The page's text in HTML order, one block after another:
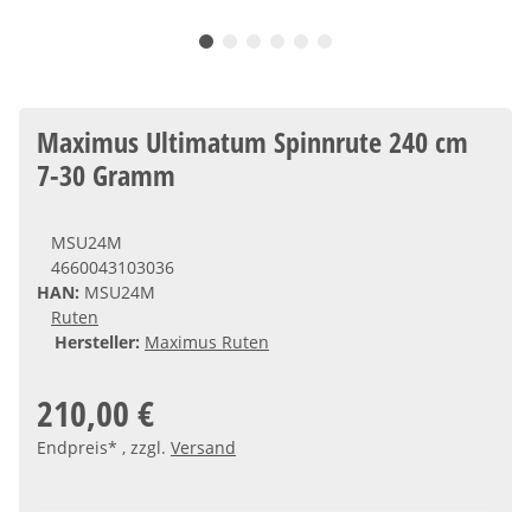
Maximus Ultimatum Spinnrute 240 cm
7-30 Gramm
MSU24M
4660043103036
HAN: MSU24M
Ruten
Hersteller: Maximus Ruten
210,00 €
Endpreis* , zzgl. Versand